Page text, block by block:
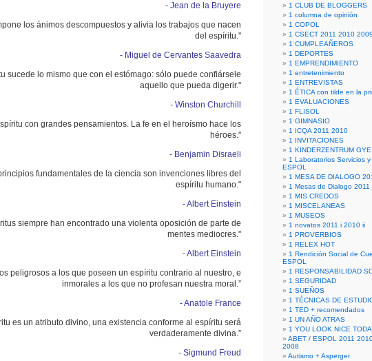
- Jean de la Bruyere
los ánimos descompuestos y alivia los trabajos que nacen
del espíritu."
- Miguel de Cervantes Saavedra
sucede lo mismo que con el estómago: sólo puede confiársele
aquello que pueda digerir."
- Winston Churchill
con grandes pensamientos. La fe en el heroísmo hace los
héroes."
- Benjamin Disraeli
fundamentales de la ciencia son invenciones libres del
espíritu humano."
- Albert Einstein
siempre han encontrado una violenta oposición de parte de
mentes mediocres."
- Albert Einstein
peligrosos a los que poseen un espíritu contrario al nuestro, e
inmorales a los que no profesan nuestra moral.”
- Anatole France
es un atributo divino, una existencia conforme al espíritu será
verdaderamente divina.”
- Sigmund Freud
1 CLUB DE BLOGGERS
1 columna de opinión
1 COPOL
1 CSECT 2011 2010 2009
1 CUMPLEAÑEROS
1 DEPORTES
1 EMPRENDIMIENTO
1 entretenimiento
1 ENTREVISTAS
1 ÉTICA con tilde en la
1 EVALUACIONES
1 FLISOL
1 GIMNASIO
1 ICQA 2011 2010
1 INVITACIONES
1 KINDERZENTRUM GYE
1 Laboratorios Servicios
ESPOL
1 MESA DE DIALOGO
1 Mesas de Dialogo 2011
1 MIS CREDOS
1 MISCELANEAS
1 MUSEOS
1 novatos 2011 i 2010 ii
1 PROVERBIOS
1 RELEX HOT
1 Rendición Social de
ESPOL
1 RESPONSABILIDAD
1 SEGURIDAD
1 SUEÑOS
1 TÉCNICAS DE
1 TED + recomendados
1 UN AÑO ATRAS
1 YOU LOOK NICE
ABET / ESPOL 2011
2008
Autismo + Asperger